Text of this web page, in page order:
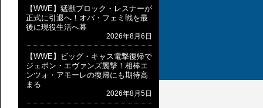
【WWE】猛獣ブロック・レスナーが
正式に引退へ！オバ・フェミ戦を最
後に現役生活へ幕
2026年8月6日
【WWE】ビッグ・キャス電撃復帰で
ジェボン・エヴァンズ襲撃！相棒エ
ンツォ・アモーレの復帰にも期待高
まる
2026年8月5日